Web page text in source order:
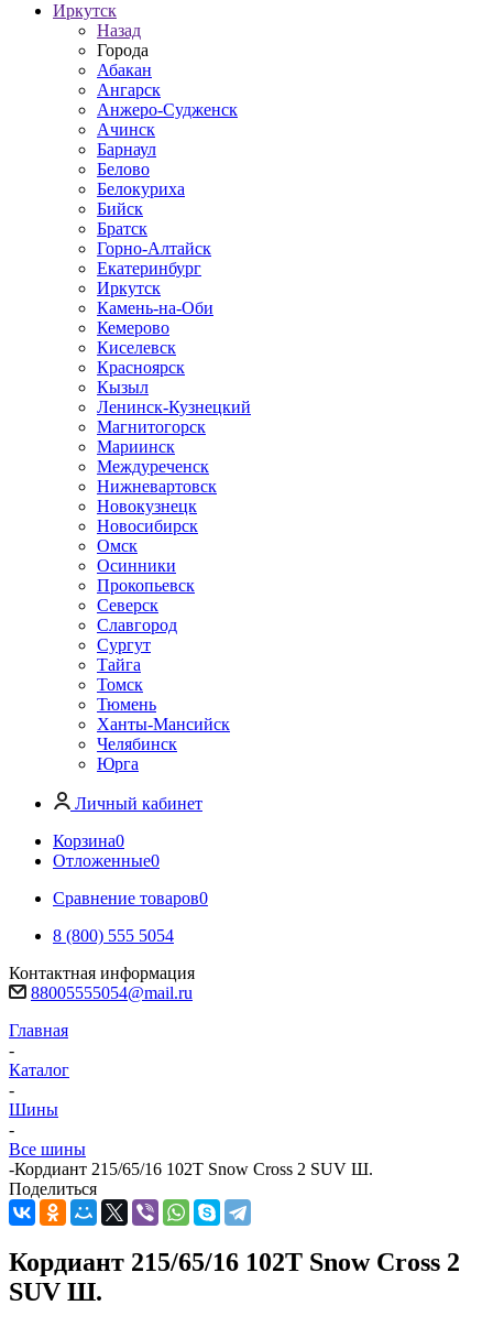
Иркутск
Назад
Города
Абакан
Ангарск
Анжеро-Судженск
Ачинск
Барнаул
Белово
Белокуриха
Бийск
Братск
Горно-Алтайск
Екатеринбург
Иркутск
Камень-на-Оби
Кемерово
Киселевск
Красноярск
Кызыл
Ленинск-Кузнецкий
Магнитогорск
Мариинск
Междуреченск
Нижневартовск
Новокузнецк
Новосибирск
Омск
Осинники
Прокопьевск
Северск
Славгород
Сургут
Тайга
Томск
Тюмень
Ханты-Мансийск
Челябинск
Юрга
Личный кабинет
Корзина0
Отложенные0
Сравнение товаров0
8 (800) 555 5054
Контактная информация
88005555054@mail.ru
Главная
-
Каталог
-
Шины
-
Все шины
-Кордиант 215/65/16 102T Snow Cross 2 SUV Ш.
Поделиться
Кордиант 215/65/16 102T Snow Cross 2
SUV Ш.